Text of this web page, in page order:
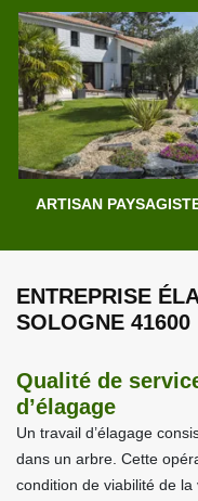
ARTISAN
ENTREPRISE
SOLOGNE 41600
Qualité de
d’élagage
Un travail d’élagage
dans un arbre. Cette
condition de viabilité de